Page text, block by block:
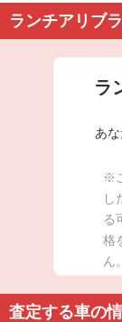
ランチアリブラ
ラ
あ
※
し
る
格
ん。
査定する車の